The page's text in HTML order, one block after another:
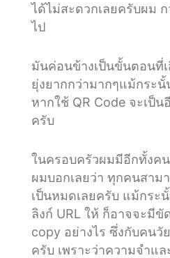
ได้ไม่สะดวกเลยครับผม
ไป
มันค่อนข้างเป็นขั้นตอนที่เ
ยุ่งยากกว่ามากๆแม้กระ
หากใช้ QR Code จะเป็น
ครับ
ในครอบครัวผมมีอีกทั้งค
ผมบอกเลยว่า ทุกคนสาม
เป็นหมดเลยครับ แม้กระ
ลิงก์ URL ให้ ก็อาจจะมีขั
copy อย่างไร ซึ่งกับคนวั
ครับ เพราะว่าความจำแ